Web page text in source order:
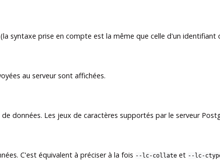
syntaxe prise en compte est la même que celle d'un identifiant
au serveur sont affichées.
données. Les jeux de caractères supportés par le serveur
C'est équivalent à préciser à la fois --lc-collate et --lc-